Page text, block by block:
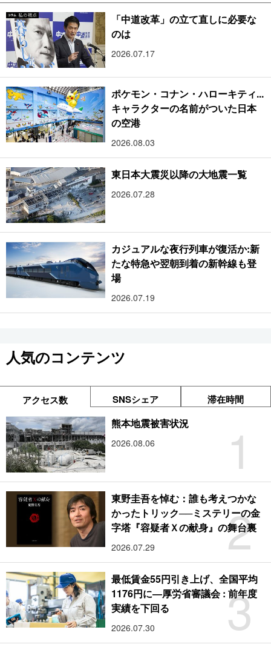
「中道改革」の立て直しに必要な
のは
2026.07.17
ポケモン・コナン・ハローキティ...
キャラクターの名前がついた日本
の空港
2026.08.03
東日本大震災以降の大地震一覧
2026.07.28
カジュアルな夜行列車が復活か:新
たな特急や翌朝到着の新幹線も登
場
2026.07.19
人気のコンテンツ
アクセス数 SNSシェア 滞在時間
1
熊本地震被害状況
2026.08.06
2
東野圭吾を悼む：誰も考えつかな
かったトリック──ミステリーの金
字塔『容疑者Ｘの献身』の舞台裏
2026.07.29
3
最低賃金55円引き上げ、全国平均
1176円に―厚労省審議会 : 前年度
実績を下回る
2026.07.30